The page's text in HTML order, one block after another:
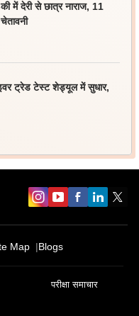
देरी से छात्र नाराज, 11
ट्रेड टेस्ट शेड्यूल में सुधार,
Map Blogs
परीक्षा समाचार